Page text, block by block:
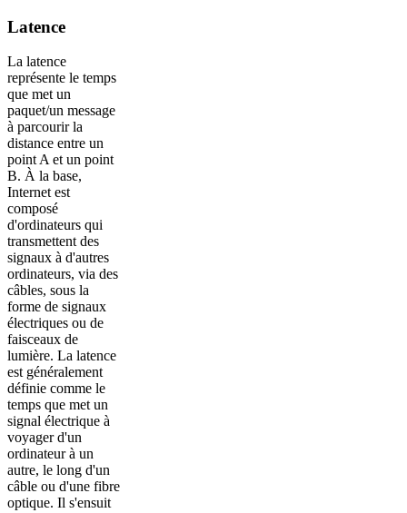
Latence
La latence
représente le temps
que met un
paquet/un message
à parcourir la
distance entre un
point A et un point
B. À la base,
Internet est
composé
d'ordinateurs qui
transmettent des
signaux à d'autres
ordinateurs, via des
câbles, sous la
forme de signaux
électriques ou de
faisceaux de
lumière. La latence
est généralement
définie comme le
temps que met un
signal électrique à
voyager d'un
ordinateur à un
autre, le long d'un
câble ou d'une fibre
optique. Il s'ensuit